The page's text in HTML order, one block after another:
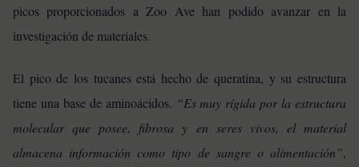
picos proporcionados a Zoo Ave han podido avanzar en la
investigación de materiales.
El pico de los tucanes está hecho de queratina, y su estructura
tiene una base de aminoácidos. “Es muy rígida por la estructura
molecular que posee, fibrosa y en seres vivos, el material
almacena información como tipo de sangre o alimentación”,